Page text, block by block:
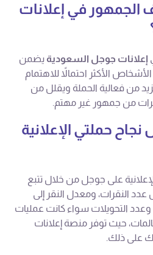
الجمهور في إعلانات
إعلانات جوجل السعودية يضمن
الأكثر احتمالاً للاهتمام
من فعالية الحملة ويقلل من
من جمهور غير مهتم.
حملتي الإعلانية
على جوجل من خلال تتبع
عدد النقرات، ومعدل النقر إلى
وعدد التحويلات سواء كانت عمليات
حيث توفر منصة إعلانات
على ذلك.